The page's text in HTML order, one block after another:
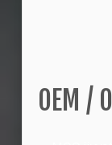
OEM /